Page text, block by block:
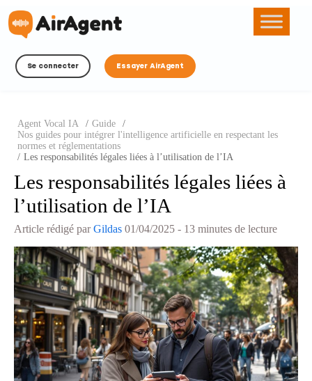
Se connecter Essayer AirAgent
Agent Vocal IA / Guide
/
Nos guides pour intégrer l'intelligence artificielle en respectant les
normes et réglementations
/ Les responsabilités légales liées à l’utilisation de l’IA
Les responsabilités légales liées à
l’utilisation de l’IA
Article rédigé parGildas 01/04/2025 - 13 minutes de lecture